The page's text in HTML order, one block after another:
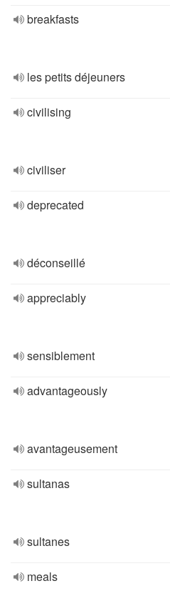
breakfasts
les petits déjeuners
civilising
civiliser
deprecated
déconseillé
appreciably
sensiblement
advantageously
avantageusement
sultanas
sultanes
meals